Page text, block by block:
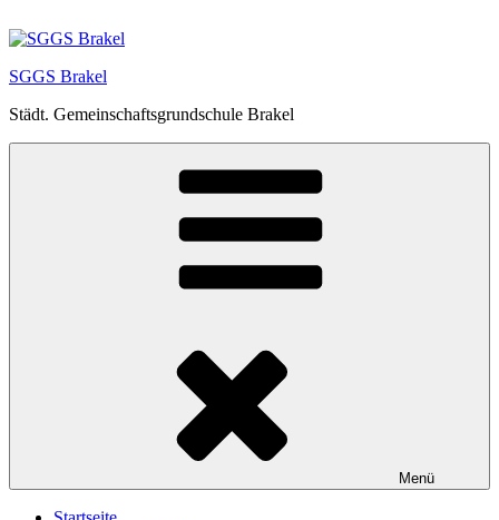
Inhalt
SGGS Brakel
Städt. Gemeinschaftsgrundschule Brakel
Menü